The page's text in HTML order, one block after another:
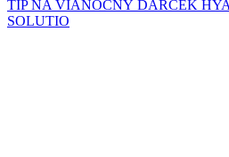
TIP NA VIANOČNÝ DARČEK
SOLUTIO